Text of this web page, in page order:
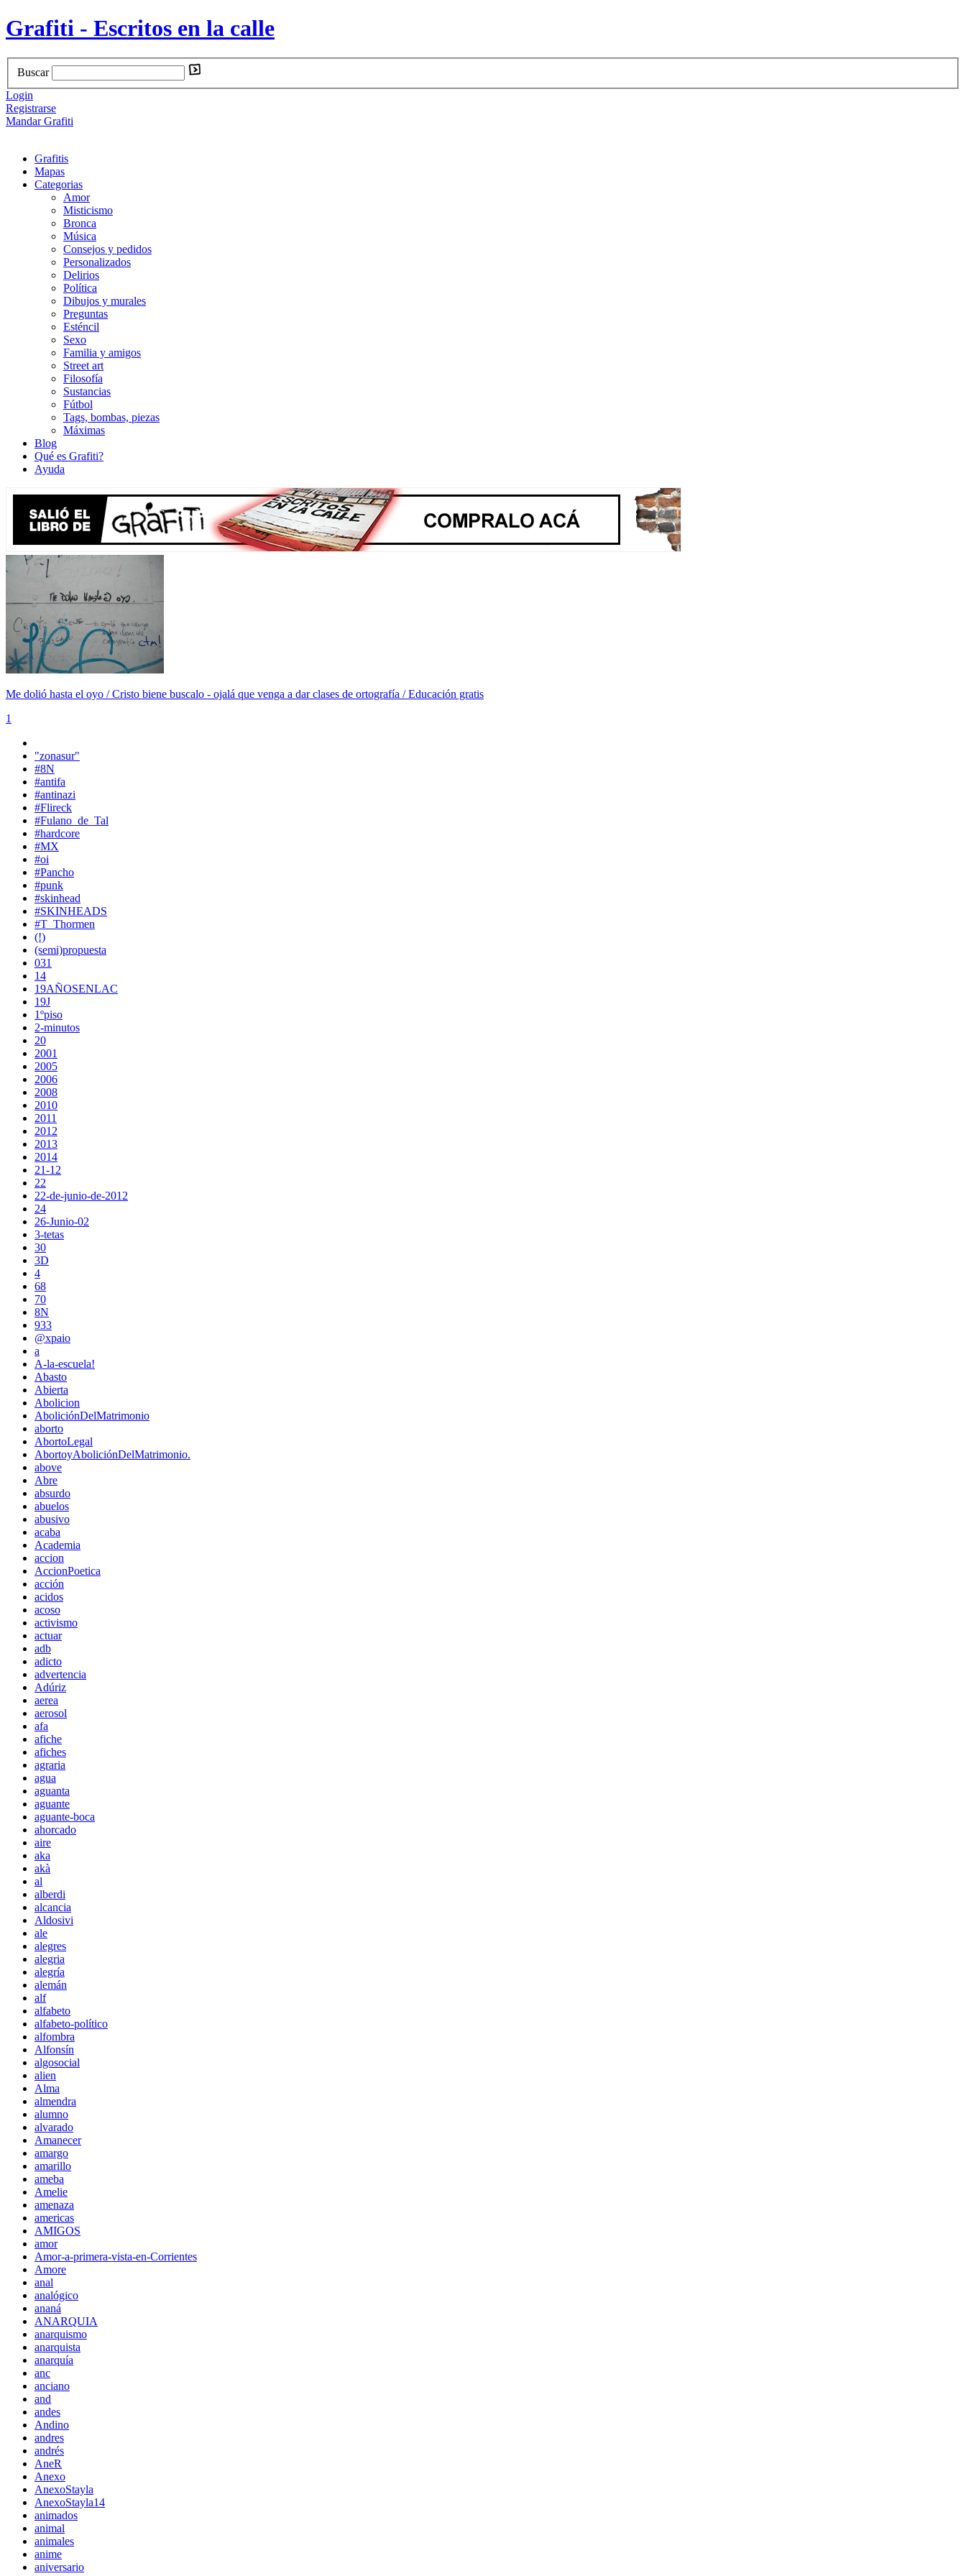
Grafiti - Escritos en la calle
Buscar
Login
Registrarse
Mandar Grafiti
Grafitis
Mapas
Categorias
Amor
Misticismo
Bronca
Música
Consejos y pedidos
Personalizados
Delirios
Política
Dibujos y murales
Preguntas
Esténcil
Sexo
Familia y amigos
Street art
Filosofía
Sustancias
Fútbol
Tags, bombas, piezas
Máximas
Blog
Qué es Grafiti?
Ayuda
Me dolió hasta el oyo / Cristo biene buscalo - ojalá que venga a dar clases de ortografía / Educación gratis
1
"zonasur"
#8N
#antifa
#antinazi
#Flireck
#Fulano_de_Tal
#hardcore
#MX
#oi
#Pancho
#punk
#skinhead
#SKINHEADS
#T_Thormen
(!)
(semi)propuesta
031
14
19AÑOSENLAC
19J
1ºpiso
2-minutos
20
2001
2005
2006
2008
2010
2011
2012
2013
2014
21-12
22
22-de-junio-de-2012
24
26-Junio-02
3-tetas
30
3D
4
68
70
8N
933
@xpaio
a
A-la-escuela!
Abasto
Abierta
Abolicion
AboliciónDelMatrimonio
aborto
AbortoLegal
AbortoyAboliciónDelMatrimonio.
above
Abre
absurdo
abuelos
abusivo
acaba
Academia
accion
AccionPoetica
acción
acidos
acoso
activismo
actuar
adb
adicto
advertencia
Adúriz
aerea
aerosol
afa
afiche
afiches
agraria
agua
aguanta
aguante
aguante-boca
ahorcado
aire
aka
akà
al
alberdi
alcancia
Aldosivi
ale
alegres
alegria
alegría
alemán
alf
alfabeto
alfabeto-político
alfombra
Alfonsín
algosocial
alien
Alma
almendra
alumno
alvarado
Amanecer
amargo
amarillo
ameba
Amelie
amenaza
americas
AMIGOS
amor
Amor-a-primera-vista-en-Corrientes
Amore
anal
analógico
ananá
ANARQUIA
anarquismo
anarquista
anarquía
anc
anciano
and
andes
Andino
andres
andrés
AneR
Anexo
AnexoStayla
AnexoStayla14
animados
animal
animales
anime
aniversario